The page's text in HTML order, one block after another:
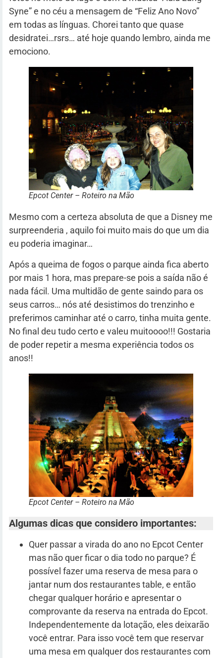
Syne” e no céu a mensagem de “Feliz Ano Novo”
em todas as línguas. Chorei tanto que quase
desidratei…rsrs… até hoje quando lembro, ainda me
emociono.
Epcot Center – Roteiro na Mão
Mesmo com a certeza absoluta de que a Disney me
surpreenderia , aquilo foi muito mais do que um dia
eu poderia imaginar…
Após a queima de fogos o parque ainda fica aberto
por mais 1 hora, mas prepare-se pois a saída não é
nada fácil. Uma multidão de gente saindo para os
seus carros… nós até desistimos do trenzinho e
preferimos caminhar até o carro, tinha muita gente.
No final deu tudo certo e valeu muitoooo!!! Gostaria
de poder repetir a mesma experiência todos os
anos!!
Epcot Center – Roteiro na Mão
Algumas dicas que considero importantes:
Quer passar a virada do ano no Epcot Center
mas não quer ficar o dia todo no parque? É
possível fazer uma reserva de mesa para o
jantar num dos restaurantes table, e então
chegar qualquer horário e apresentar o
comprovante da reserva na entrada do Epcot.
Independentemente da lotação, eles deixarão
você entrar. Para isso você tem que reservar
uma mesa em qualquer dos restaurantes com